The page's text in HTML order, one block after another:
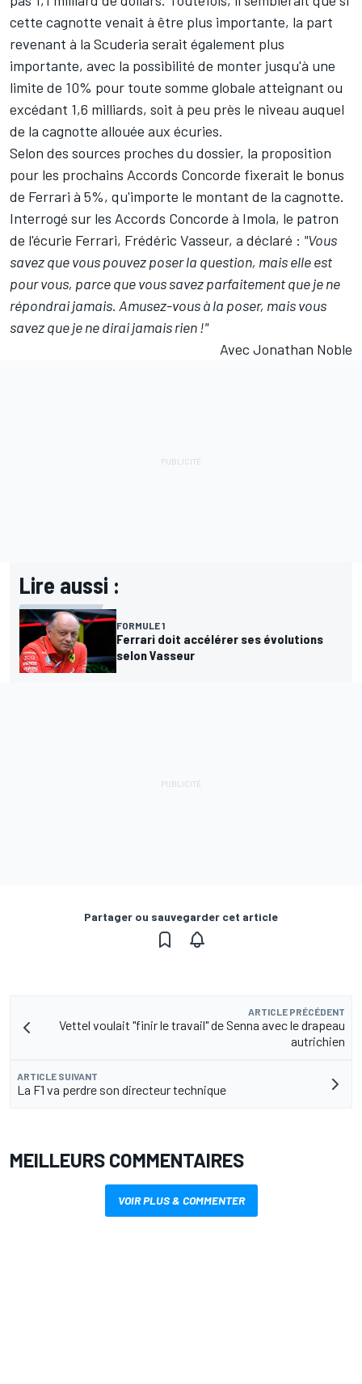
cette cagnotte venait à être plus importante, la part
revenant à la Scuderia serait également plus
importante, avec la possibilité de monter jusqu'à une
limite de 10% pour toute somme globale atteignant ou
excédant 1,6 milliards, soit à peu près le niveau auquel
de la cagnotte allouée aux écuries.
Selon des sources proches du dossier, la proposition
pour les prochains Accords Concorde fixerait le bonus
de Ferrari à 5%, qu'importe le montant de la cagnotte.
Interrogé sur les Accords Concorde à Imola, le patron
de l'écurie Ferrari, Frédéric Vasseur, a déclaré : "Vous
savez que vous pouvez poser la question, mais elle est
pour vous, parce que vous savez parfaitement que je ne
répondrai jamais. Amusez-vous à la poser, mais vous
savez que je ne dirai jamais rien !"
Avec Jonathan Noble
Lire aussi :
FORMULE 1
Ferrari doit accélérer ses évolutions
selon Vasseur
Partager ou sauvegarder cet article
ARTICLE PRÉCÉDENT
Vettel voulait "finir le travail" de Senna avec le drapeau
autrichien
ARTICLE SUIVANT
La F1 va perdre son directeur technique
MEILLEURS COMMENTAIRES
VOIR PLUS & COMMENTER